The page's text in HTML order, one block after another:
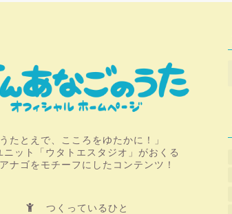
うたとえで、こころをゆたかに！」
ニット「ウタトエスタジオ」がおくる
ナゴをモチーフにしたコンテンツ！
つくっているひと